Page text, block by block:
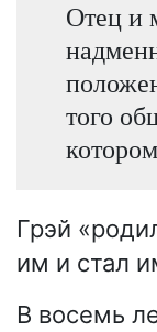
Отец и
того
Грэй
им и стал
В восемь